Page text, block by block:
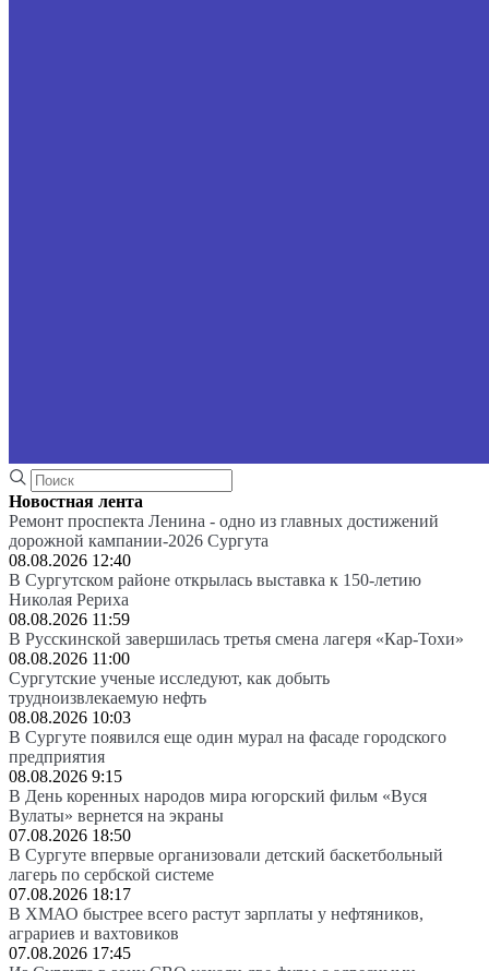
Новостная лента
Ремонт проспекта Ленина - одно из главных достижений
дорожной кампании-2026 Сургута
08.08.2026 12:40
В Сургутском районе открылась выставка к 150-летию
Николая Рериха
08.08.2026 11:59
В Русскинской завершилась третья смена лагеря «Кар-Тохи»
08.08.2026 11:00
Сургутские ученые исследуют, как добыть
трудноизвлекаемую нефть
08.08.2026 10:03
В Сургуте появился еще один мурал на фасаде городского
предприятия
08.08.2026 9:15
В День коренных народов мира югорский фильм «Вуся
Вулаты» вернется на экраны
07.08.2026 18:50
В Сургуте впервые организовали детский баскетбольный
лагерь по сербской системе
07.08.2026 18:17
В ХМАО быстрее всего растут зарплаты у нефтяников,
аграриев и вахтовиков
07.08.2026 17:45